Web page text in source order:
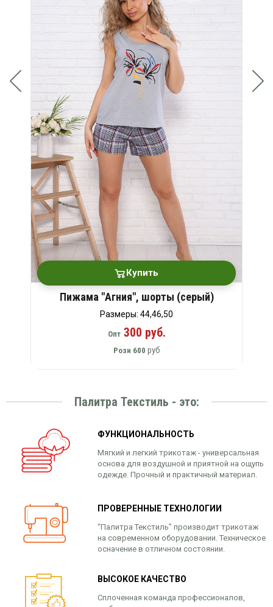
Купить
Пижама "Агния", шорты (серый)
Размеры: 44,46,50
Опт300 руб.
Розн 600 руб
Палитра Текстиль - это:
ФУНКЦИОНАЛЬНОСТЬ
Мягкий и легкий трикотаж - универсальная
основа для воздушной и приятной на ощупь
одежде. Прочный и практичный материал.
ПРОВЕРЕННЫЕ ТЕХНОЛОГИИ
“Палитра Текстиль” производит трикотаж
на современном оборудовании. Техническое
осначение в отличном состоянии.
ВЫСОКОЕ КАЧЕСТВО
Сплоченная команда профессионалов,